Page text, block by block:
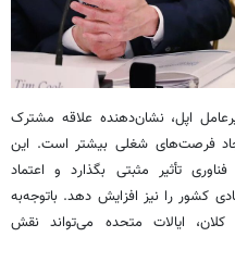
اپل، نشان‌دهنده علاقه مشترک
فرصت‌های شغلی بیشتر است. این
تأثیر مثبتی بگذارد و اعتماد
کشور را نیز افزایش دهد. باتوجه‌به
ایالات متحده می‌تواند نقش